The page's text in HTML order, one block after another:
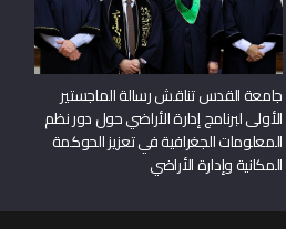
جامعة القدس تناقش رسالة الماجستير
الأولى لبرنامج إدارة الأراضي حول دور نظم
المعلومات الجغرافية في تعزيز الحوكمة
المكانية وإدارة الأراضي